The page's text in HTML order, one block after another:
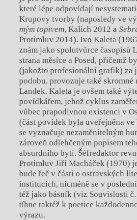
které lépe odpovídají
Krupovy tvorby (naposledy ve
mým topivem, Kalich 2012 a
Protimluv 2014). Ivo Kaleta
znám jako spolutvůrce časopisů
strana měsíce a Posed, přičemž
(jakožto profesionální grafik) za
podobu, provozuje také skromné
Landek. Kaleta je ovšem také
povídkářem, jehož cyklus
vůbec prapodivnou existenci v
(část povídek byla uveřejněna
se vyznačuje nezaměnitelným
zároveň odlehčeným popisem
absurdního bytí. Šéfredaktor
Protimluv Jiří Macháček (1970)
bude řeč v části o ostravských
institucích, nicméně se v
též jako básník (viz Souvislosti
tíhne taktéž k poetice
výrazu.